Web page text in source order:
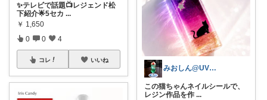
✨テレビで話題📺レジェンド松
下紹介🌟5セカ ...
￥ 1,650
0 0 4
コレ いいね
みおしん@UVレジンハンドメイド
この猫ちゃんネイルシールで、
レジン作品を作 ...